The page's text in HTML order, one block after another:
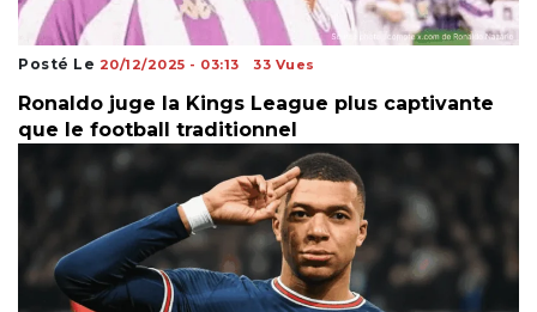
Posté Le 20/12/2025 - 03:13 33 Vues
Ronaldo juge la Kings League plus captivante
que le football traditionnel